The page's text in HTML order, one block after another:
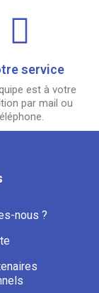
service
est à votre
par mail ou
nous ?